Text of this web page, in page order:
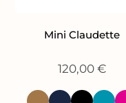
Mini Claudette
120,00€